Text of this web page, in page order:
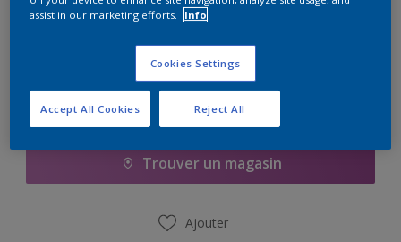
Ajouter à la liste d’achats
Trouver un magasin
Ajouter
assist in our marketing efforts.
Info
Cookies Settings
Reject All
Accept All Cookies